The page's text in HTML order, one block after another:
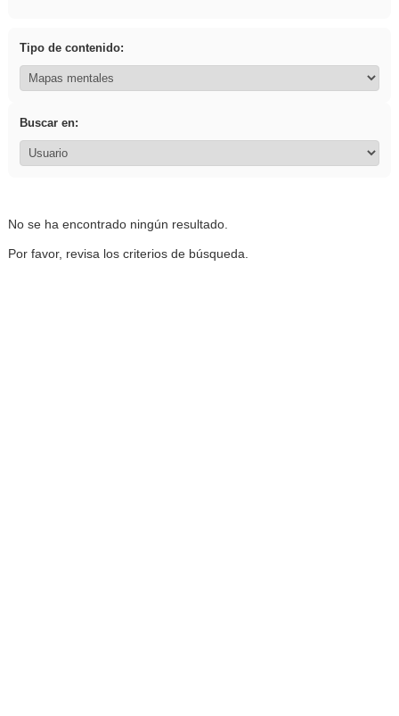
Tipo de contenido:
Buscar en:
No se ha encontrado ningún resultado.
Por favor, revisa los criterios de búsqueda.